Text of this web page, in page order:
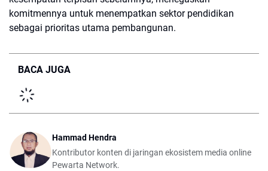
komitmennya untuk menempatkan sektor pendidikan
sebagai prioritas utama pembangunan.
BACA JUGA
Hammad Hendra
Kontributor konten di jaringan ekosistem media online
Pewarta Network.